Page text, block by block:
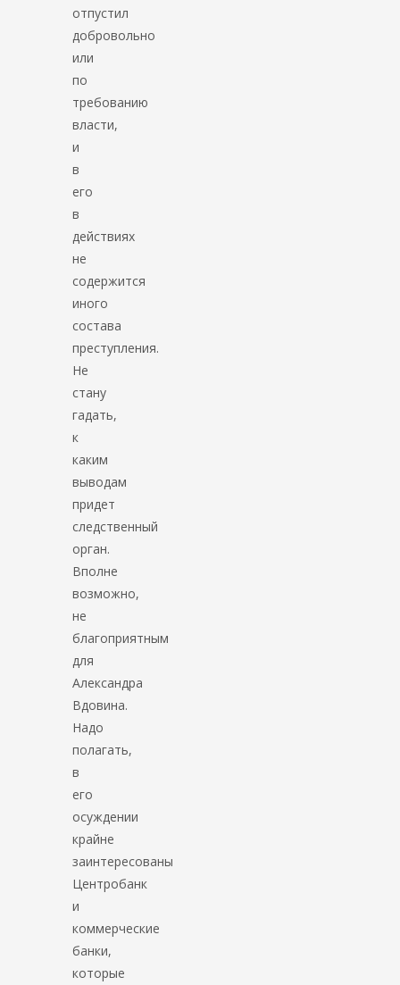
отпустил
добровольно
или
по
требованию
власти,
и
в
его
в
действиях
не
содержится
иного
состава
преступления.
Не
стану
гадать,
к
каким
выводам
придет
следственный
орган.
Вполне
возможно,
не
благоприятным
для
Александра
Вдовина.
Надо
полагать,
в
его
осуждении
крайне
заинтересованы
Центробанк
и
коммерческие
банки,
которые